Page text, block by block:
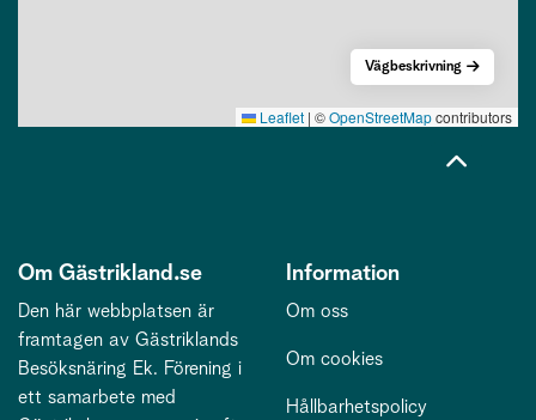
Leaflet | ©OpenStreetMapcontributors
Vägbeskrivning
Om Gästrikland.se
Den här webbplatsen är
framtagen av Gästriklands
Besöksnäring Ek. Förening i
ett samarbete med
Information
Om oss
Om cookies
Hållbarhetspolicy